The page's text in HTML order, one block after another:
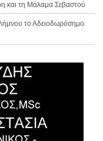
και τη Μάλαμα Σεβαστού
το Αδειοδωρόσημο